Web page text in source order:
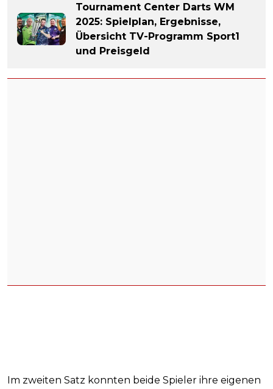
Tournament Center Darts WM
2025: Spielplan, Ergebnisse,
Übersicht TV-Programm Sport1
und Preisgeld
Im zweiten Satz konnten beide Spieler ihre eigenen